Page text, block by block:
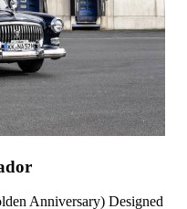
Anniversary) Designed